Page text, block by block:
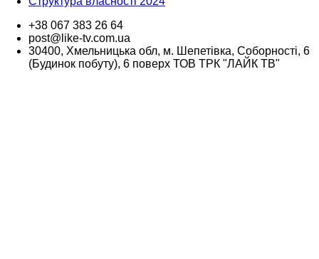
+38 067 383 26 64
post@like-tv.com.ua
30400, Хмельницька обл, м. Шепетівка, Соборності, 6
(Будинок побуту), 6 поверх ТОВ ТРК "ЛАЙК ТВ"